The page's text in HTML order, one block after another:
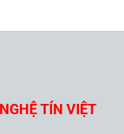
TÍN VIỆT